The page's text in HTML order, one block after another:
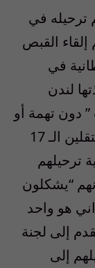
ترحيله في
إلقاء القبص
في
لندن
دون تهمة أو
محاكمة ، وكان رضا دنداني أحد المعتقلين الـ 17
ترحيلهم
الهجرة لسنة 1971، لأنهم “يشكلون
هو واحد
إلى لجنة
إلى